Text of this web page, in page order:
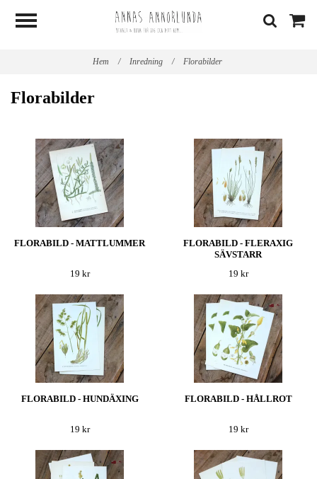
Hem / Inredning / Florabilder
Florabilder
FLORABILD - MATTLUMMER
19 kr
FLORABILD - FLERAXIG
SÄVSTARR
19 kr
FLORABILD - HUNDÄXING
19 kr
FLORABILD - HÅLLROT
19 kr